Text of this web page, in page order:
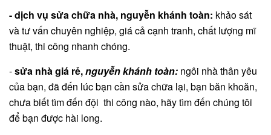
- dịch vụ sửa chữa nhà, nguyễn khánh toàn: khảo sát
và tư vấn chuyên nghiệp, giá cả cạnh tranh, chất lượng mĩ
thuật, thi công nhanh chóng.
-sửa nhà giá rẻ,nguyễn khánh toàn: ngôi nhà thân yêu
của bạn, đã đến lúc bạn cần sửa chữa lại, bạn băn khoăn,
chưa biết tìm đến đội thi công nào, hãy tìm đến chúng tôi
để bạn được hài long.